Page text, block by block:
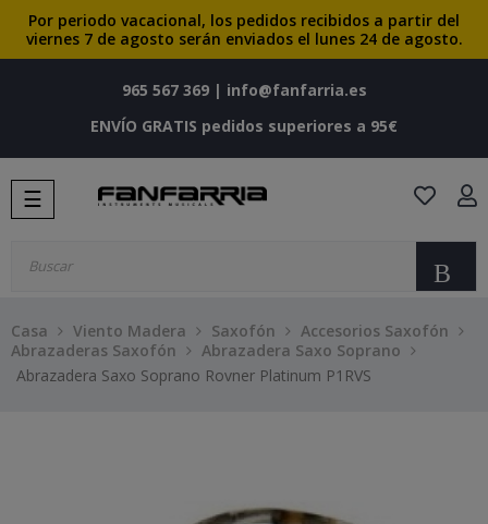
Por periodo vacacional, los pedidos recibidos a partir del
viernes 7 de agosto serán enviados el lunes 24 de agosto.
965 567 369| info@fanfarria.es
ENVÍO GRATIS pedidos superiores a 95€
Navegación
de
☰
Casa Viento Madera Saxofón
Accesorios Saxofón
Abrazaderas Saxofón
Abrazadera Saxo Soprano
Abrazadera Saxo Soprano Rovner Platinum P1RVS